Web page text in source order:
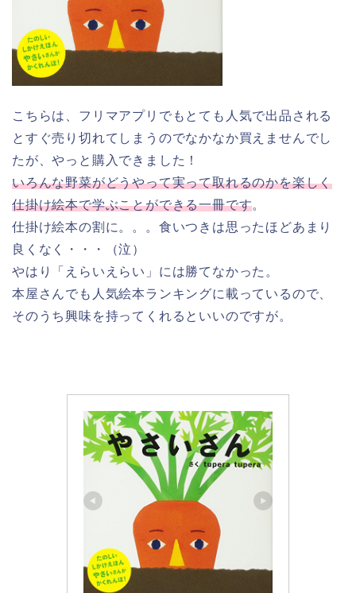
こちらは、フリマアプリでもとても人気で出品される
とすぐ売り切れてしまうのでなかなか買えませんでし
たが、やっと購入できました！
いろんな野菜がどうやって実って取れるのかを楽しく
仕掛け絵本で学ぶことができる一冊です。
仕掛け絵本の割に。。。食いつきは思ったほどあまり
良くなく・・・（泣）
やはり「えらいえらい」には勝てなかった。
本屋さんでも人気絵本ランキングに載っているので、
そのうち興味を持ってくれるといいのですが。